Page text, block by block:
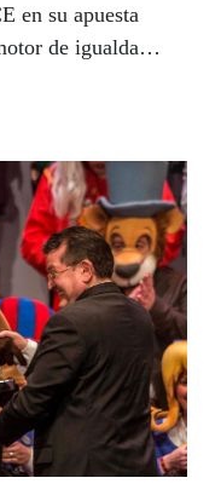
en su apuesta
de igualdad y
cultura en la
derecho y la
con su
sostiene en